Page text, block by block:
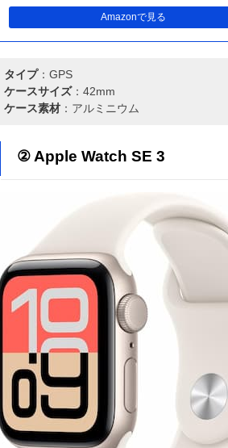
Amazonで見る
タイプ：GPS
ケースサイズ：42mm
ケース素材：アルミニウム
② Apple Watch SE 3